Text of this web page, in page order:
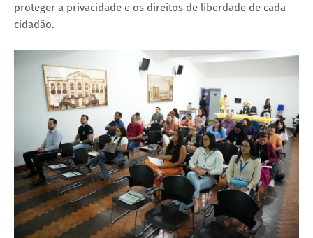
proteger a privacidade e os direitos de liberdade de cada
cidadão.